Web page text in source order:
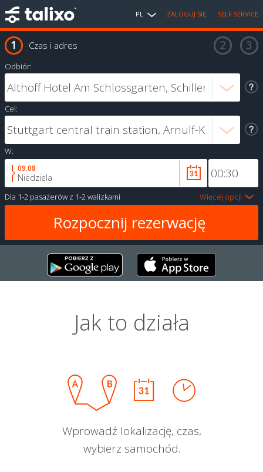
PL ZALOGUJ SIĘ SELF SERVICE
Czas i adres
Odbiór:
Cel:
W:
09.08
Niedziela
Dla 1-2 pasażerów z 1-2 walizkami Więcej opcji
Jak to działa
Wprowadź lokalizację, czas,
wybierz samochód.